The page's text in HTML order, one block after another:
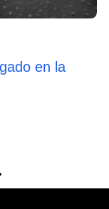
en la